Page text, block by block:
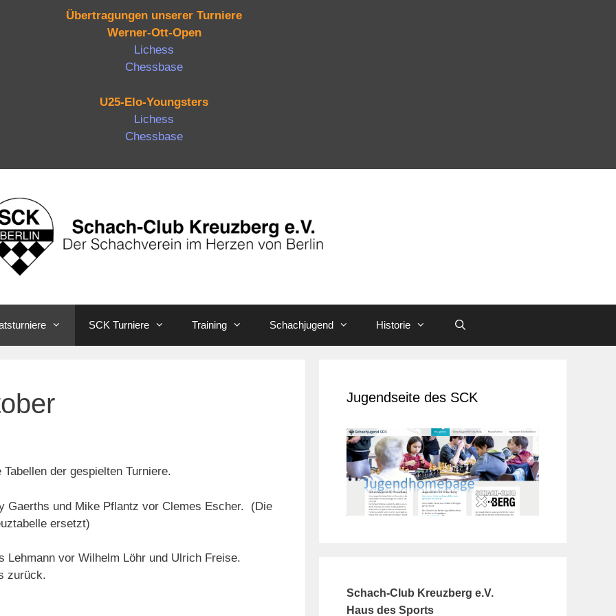
Übertragungen unserer Turniere
Werner-Ott-Open
Lichess
Chessbase
U25-Elo-Youngsters
Lichess
Chessbase
SCK Turniere Training Schachjugend Historie
der gespielten Turniere.
Gaerths und Mike Pflantz vor Clemes Escher. (Die
ersetzt)
Lehmann vor Wilhelm Löhr und Ulrich Freise.
zurück.
Jugendseite des SCK
Schach-Club Kreuzberg e.V.
Haus des Sports